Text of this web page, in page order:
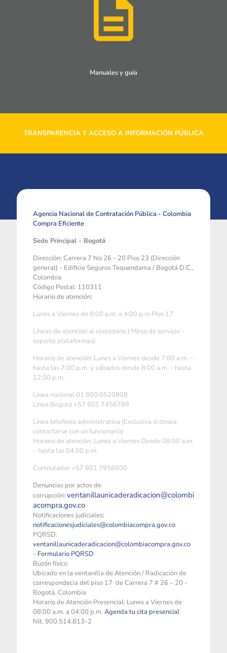
Manuales y guía
TRANSPARENCIA Y ACCESO A INFORMACIÓN PÚBLICA
Agencia Nacional de Contratación Pública - Colombia
Compra Eficiente
Sede Principal - Bogotá
Dirección: Carrera 7 No 26 - 20 Piso 23 (Dirección
general) - Edificio Seguros Tequendama / Bogotá D.C.,
Colombia
Código Postal: 110311
Horario de atención:
Lunes a Viernes de 8:00 a.m. a 4:00 p.m Piso 17
Líneas de atención al ciudadano ( Mesa de servicio -
soporte plataformas)
Horario de atención: Lunes a Viernes desde 7:00 a.m. –
hasta las 7:00 p.m. y sábados desde 8:00 a.m. - hasta
12:00 p.m.
Linea nacional 01 800 0520808
Linea Bogotá +57 601 7456788
Linea telefonía administrativa (Exclusiva si desea
contactarse con un funcionario)
Horario de atención: Lunes a Viernes Desde 08:00 a.m.
– hasta las 04:00 p.m.
Conmutador +57 601 7956600
Denuncias por actos de
corrupción: ventanillaunicaderadicacion@colombi
acompra.gov.co
Notificaciones judiciales:
notificacionesjudiciales@colombiacompra.gov.co
PQRSD:
ventanillaunicaderadicacion@colombiacompra.gov.co
- Formulario PQRSD
Buzón físico
Ubicado en la ventanilla de Atención / Radicación de
correspondecia del piso 17 de Carrera 7 # 26 – 20 -
Bogotá, Colombia
Horario de Atención Presencial: Lunes a Viernes de
08:00 a.m. a 04:00 p.m. Agenda tu cita presencial
Nit. 900.514.813-2